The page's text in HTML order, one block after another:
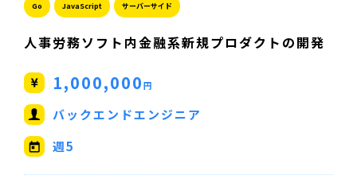
Go JavaScript サーバーサイド
人事労務ソフト内金融系新規プロダクトの開発
1,000,000円
バックエンドエンジニア
週5